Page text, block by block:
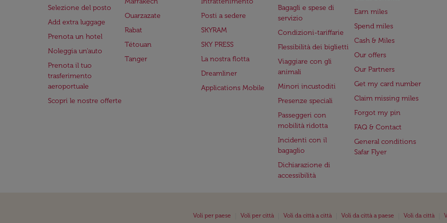
Selezione del posto
Add extra luggage
Prenota un hotel
Noleggia un'auto
Prenota il tuo
trasferimento
aeroportuale
Scopri le nostre offerte
Ouarzazate
Rabat
Tétouan
Tanger
Posti a sedere
SKYRAM
SKY PRESS
La nostra flotta
Dreamliner
Applications Mobile
Bagagli e spese di
servizio
Condizioni-tariffarie
Flessibilità dei biglietti
Viaggiare con gli
animali
Minori incustoditi
Presenze speciali
Passeggeri con
mobilità ridotta
Incidenti con il
bagaglio
Dichiarazione di
accessibilità
Earn miles
Spend miles
Cash & Miles
Our offers
Our Partners
Get my card number
Claim missing miles
Forgot my pin
FAQ & Contact
General conditions
Safar Flyer
Voli per paese Voli per città Voli da città a città Voli da città a paese Voli da città